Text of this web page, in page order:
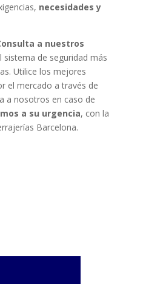
necesidades y
a nuestros
sistema de seguridad más
Utilice los mejores
el mercado a través de
a nosotros en caso de
a su urgencia, con la
Barcelona.